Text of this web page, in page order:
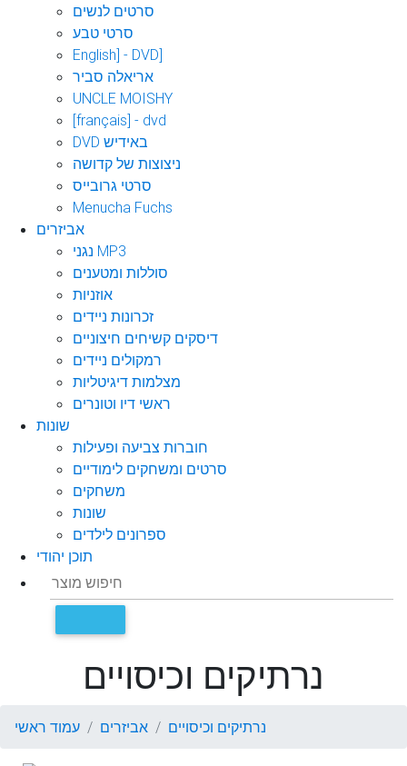
סרטים לנשים
סרטי טבע
English] - DVD]
אריאלה סביר
UNCLE MOISHY
[français] - dvd
DVD באידיש
ניצוצות של קדושה
סרטי גרובייס
Menucha Fuchs
אביזרים
נגני MP3
סוללות ומטענים
אוזניות
זכרונות ניידים
דיסקים קשיחים חיצוניים
רמקולים ניידים
מצלמות דיגיטליות
ראשי דיו וטונרים
שונות
חוברות צביעה ופעילות
סרטים ומשחקים לימודיים
משחקים
שונות
ספרונים לילדים
תוכן יהודי
נרתיקים וכיסויים
עמוד ראשי אביזרים נרתיקים וכיסויים